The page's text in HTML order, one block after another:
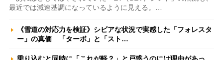
最近では減速基調になっているように見える。…
《雪道の対応力を検証》シビアな状況で実感した「フォレスタ
ー」の真価 「ターボ」と「スト…